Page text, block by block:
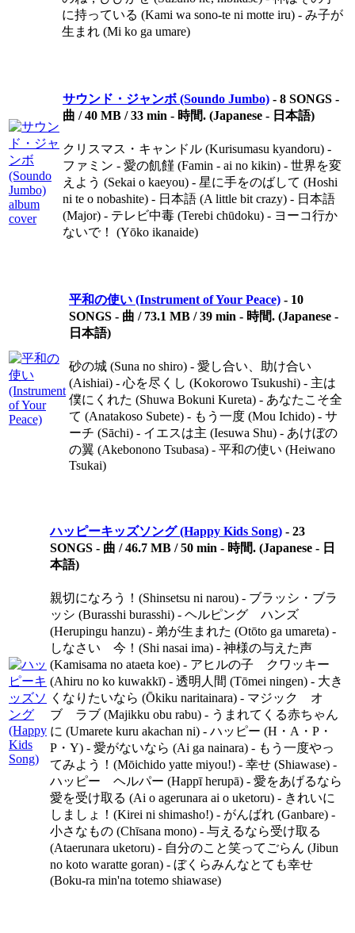
に持っている (Kami wa sono-te ni motte iru) - み子が
生まれ (Mi ko ga umare)
サウンド・ジャンボ (Soundo Jumbo) - 8 SONGS -
曲 / 40 MB / 33 min - 時間. (Japanese - 日本語)
クリスマス・キャンドル (Kurisumasu kyandoru) -
ファミン - 愛の飢饉 (Famin - ai no kikin) - 世界を変
えよう (Sekai o kaeyou) - 星に手をのばして (Hoshi
ni te o nobashite) - 日本語 (A little bit crazy) - 日本語
(Major) - テレビ中毒 (Terebi chūdoku) - ヨーコ行か
ないで！ (Yōko ikanaide)
平和の使い (Instrument of Your Peace) - 10
SONGS - 曲 / 73.1 MB / 39 min - 時間. (Japanese -
日本語)
砂の城 (Suna no shiro) - 愛し合い、助け合い
(Aishiai) - 心を尽くし (Kokorowo Tsukushi) - 主は
僕にくれた (Shuwa Bokuni Kureta) - あなたこそ全
て (Anatakoso Subete) - もう一度 (Mou Ichido) - サ
ーチ (Sāchi) - イエスは主 (Iesuwa Shu) - あけぼの
の翼 (Akebonono Tsubasa) - 平和の使い (Heiwano
Tsukai)
ハッピーキッズソング (Happy Kids Song) - 23
SONGS - 曲 / 46.7 MB / 50 min - 時間. (Japanese - 日
本語)
親切になろう！(Shinsetsu ni narou) - ブラッシ・ブラ
ッシ (Burasshi burasshi) - ヘルピング ハンズ
(Herupingu hanzu) - 弟が生まれた (Otōto ga umareta) -
しなさい 今！(Shi nasai ima) - 神様の与えた声
(Kamisama no ataeta koe) - アヒルの子 クワッキー
(Ahiru no ko kuwakkī) - 透明人間 (Tōmei ningen) - 大き
くなりたいなら (Ōkiku naritainara) - マジック オ
ブ ラブ (Majikku obu rabu) - うまれてくる赤ちゃん
に (Umarete kuru akachan ni) - ハッピー (H・A・P・
P・Y) - 愛がないなら (Ai ga nainara) - もう一度やっ
てみよう！(Mōichido yatte miyou!) - 幸せ (Shiawase) -
ハッピー ヘルパー (Happī herupā) - 愛をあげるなら
愛を受け取る (Ai o agerunara ai o uketoru) - きれいに
しましょ！(Kirei ni shimasho!) - がんばれ (Ganbare) -
小さなもの (Chīsana mono) - 与えるなら受け取る
(Ataerunara uketoru) - 自分のこと笑ってごらん (Jibun
no koto waratte goran) - ぼくらみんなとても幸せ
(Boku-ra min'na totemo shiawase)